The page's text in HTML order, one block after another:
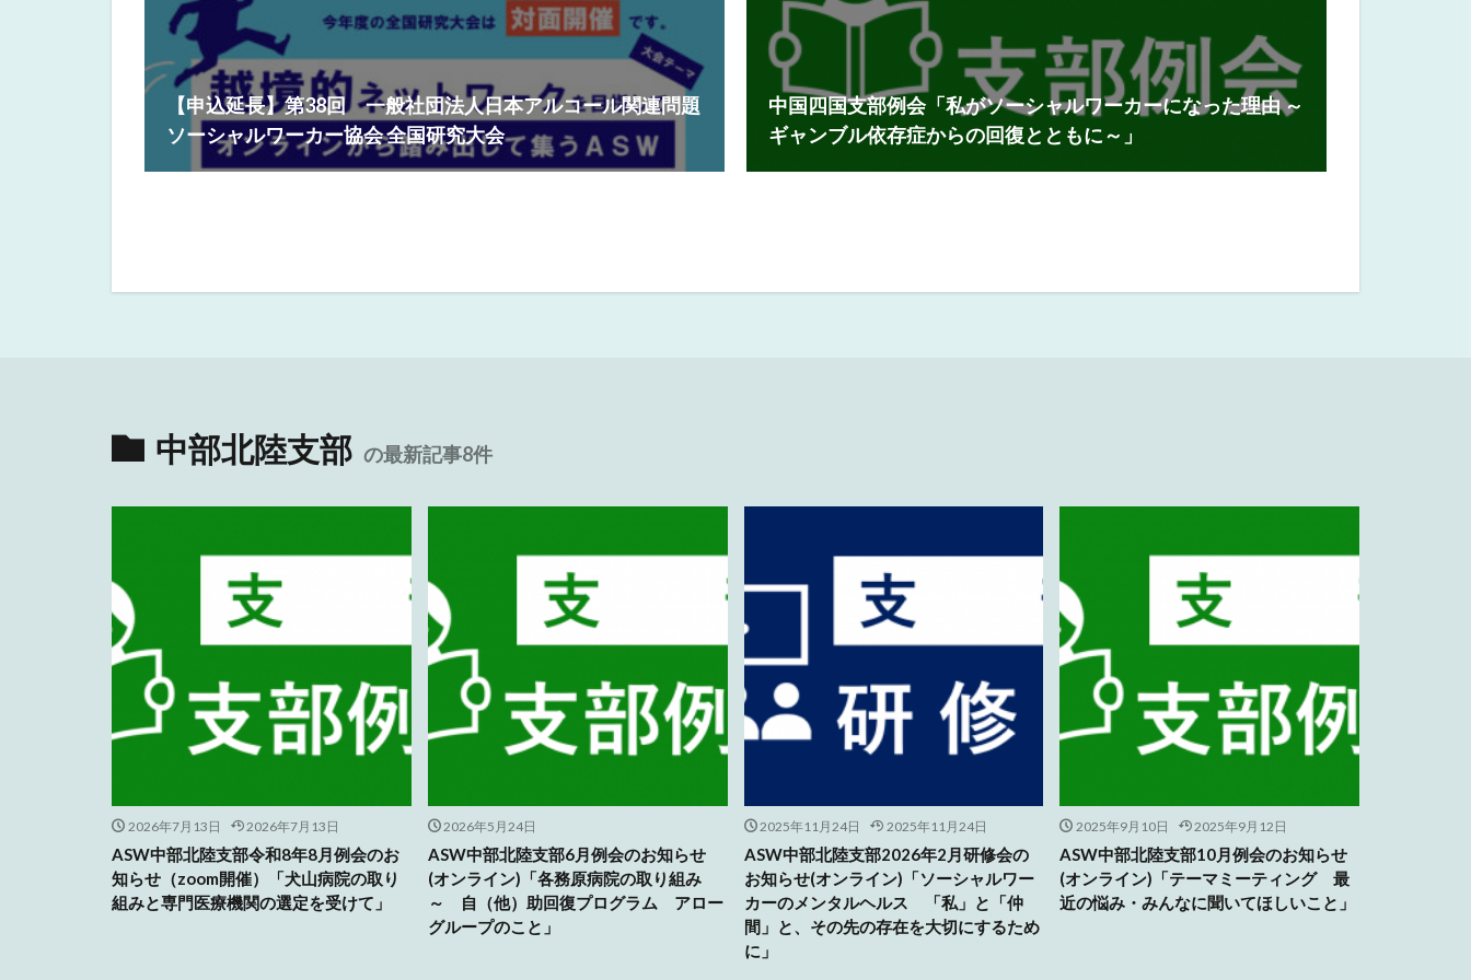
【申込延長】第38回 一般社団法人日本アルコール関連問題
ソーシャルワーカー協会 全国研究大会
中国四国支部例会「私がソーシャルワーカーになった理由 ～
ギャンブル依存症からの回復とともに～」
中部北陸支部 の最新記事8件
2026年7月13日 2026年7月13日
ASW中部北陸支部令和8年8月例会のお
知らせ（zoom開催）「犬山病院の取り
組みと専門医療機関の選定を受けて」
2026年5月24日
ASW中部北陸支部6月例会のお知らせ
(オンライン)「各務原病院の取り組み
～ 自（他）助回復プログラム アロー
グループのこと」
2025年11月24日 2025年11月24日
ASW中部北陸支部2026年2月研修会の
お知らせ(オンライン)「ソーシャルワー
カーのメンタルヘルス 「私」と「仲
間」と、その先の存在を大切にするため
に」
2025年9月10日 2025年9月12日
ASW中部北陸支部10月例会のお知らせ
(オンライン)「テーマミーティング 最
近の悩み・みんなに聞いてほしいこと」